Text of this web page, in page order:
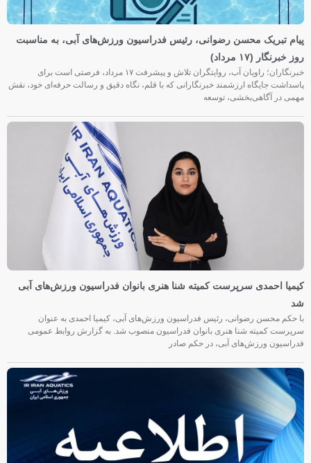
پیام تبریک محسن رضوانی، رئیس فدراسیون ورزش‌های آبی، به مناسبت
روز خبرنگار (۱۷ مرداد)
خبرنگاران؛ راویان آب، روایتگران تلاش و پیشرفت ۱۷ مرداد، فرصتی است برای
پاسداشت جایگاه ارزشمند خبرنگارانی که با قلم، نگاه دقیق و رسالت حرفه‌ای خود، نقش
مهمی در آگاهی‌بخشی، توسعه
کیمیا احمدی سرپرست کمیته شنا هنری بانوان فدراسیون ورزش‌های آبی
شد
با حکم محسن رضوانی، رئیس فدراسیون ورزش‌های آبی، کیمیا احمدی به عنوان
سرپرست کمیته شنا هنری بانوان فدراسیون منصوب شد. به گزارش روابط عمومی
فدراسیون ورزش‌های آبی، در حکم صادر